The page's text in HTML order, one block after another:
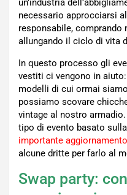
un’industria
necessario approcciarsi
responsabile, comprando
allungando il ciclo di vita
In questo processo gli
vestiti ci vengono in
modelli di cui ormai
possiamo scovare
vintage al nostro
tipo di evento basato sulla
importante
alcune dritte per farlo al
Swap party: